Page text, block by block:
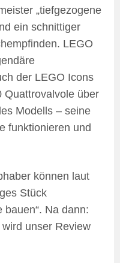
„tiefgezogene
ein schnittiger
LEGO
der LEGO Icons
Quattrovalvole über
Modells – seine
funktionieren und
können laut
Stück
Na dann:
unser Review